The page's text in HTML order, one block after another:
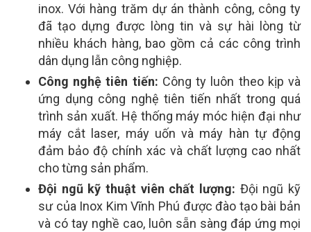
inox. Với hàng trăm dự án thành công, công ty
đã tạo dựng được lòng tin và sự hài lòng từ
nhiều khách hàng, bao gồm cả các công trình
dân dụng lẫn công nghiệp.
Công nghệ tiên tiến: Công ty luôn theo kịp và
ứng dụng công nghệ tiên tiến nhất trong quá
trình sản xuất. Hệ thống máy móc hiện đại như
máy cắt laser, máy uốn và máy hàn tự động
đảm bảo độ chính xác và chất lượng cao nhất
cho từng sản phẩm.
Đội ngũ kỹ thuật viên chất lượng: Đội ngũ kỹ
sư của Inox Kim Vĩnh Phú được đào tạo bài bản
và có tay nghề cao, luôn sẵn sàng đáp ứng mọi